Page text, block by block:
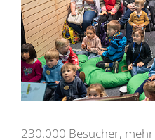
230.000 Besucher,